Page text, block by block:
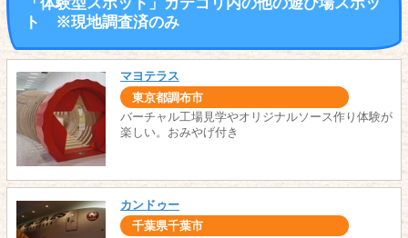
ト ※現地調査済のみ
マヨテラス
東京都調布市
バーチャル工場見学やオリジナルソース作り体験が
楽しい。おみやげ付き
カンドゥー
千葉県千葉市